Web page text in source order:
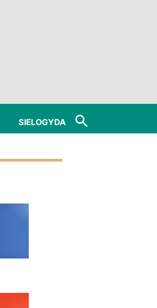
SIELOGYDA